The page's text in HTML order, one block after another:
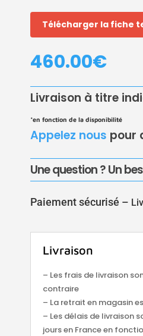
Télécharger la fiche
460.00€
Livraison à titre
*en fonction de la disponibilité
Appelez nous pour
Une question ? Un
Paiement sécurisé –
Livraison
– Les frais de livraison
contraire
– La retrait en magasin
– Les délais de livraison
jours en France en